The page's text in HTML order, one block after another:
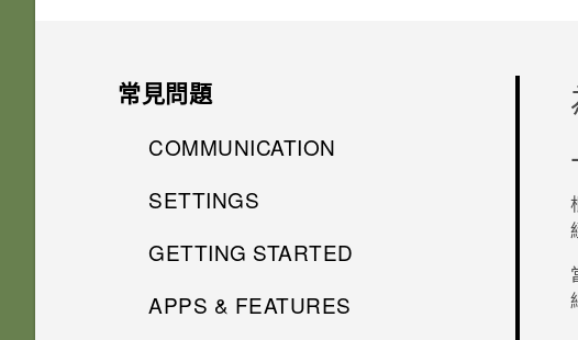
常見問題
COMMUNICATION
螢幕在使用擴音功能時會關閉，
如何設定預設的簡訊應用程式？
SETTINGS
使用應用程式時不斷出現要求授
GETTING STARTED
我能將 Micro SIM 卡剪小為
APPS & FEATURES